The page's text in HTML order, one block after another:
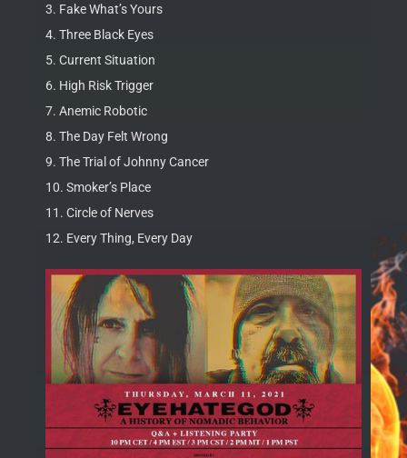
3. Fake What’s Yours
4. Three Black Eyes
5. Current Situation
6. High Risk Trigger
7. Anemic Robotic
8. The Day Felt Wrong
9. The Trial of Johnny Cancer
10. Smoker’s Place
11. Circle of Nerves
12. Every Thing, Every Day